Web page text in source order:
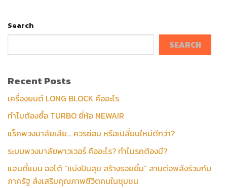
Search
SEARCH
Recent Posts
เครื่องยนต์ LONG BLOCK คืออะไร
ทำไมต้องซื้อ TURBO ยี่ห้อ NEWAIR
แร็คพวงมาลัยเสีย… ควรซ่อม หรือเปลี่ยนใหม่ดีกว่า?
ระบบพวงมาลัยพาวเวอร์ คืออะไร? ทำไมรถต้องมี?
แฮนดี้แมน ออโต้ “แบ่งปันสุข สร้างรอยยิ้ม” สานต่อพลังร่วมกับ
ภาครัฐ ส่งเสริมคุณภาพชีวิตคนในชุมชน